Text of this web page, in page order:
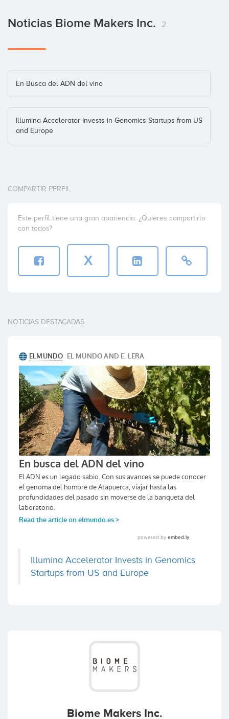
Noticias Biome Makers Inc. 2
En Busca del ADN del vino
Illumina Accelerator Invests in Genomics Startups from US
and Europe
COMPARTIR PERFIL
Este perfil tiene una gran apariencia. ¿Quieres compartirlo
con todos?
X
NOTICIAS DESTACADAS
Illumina Accelerator Invests in Genomics
Startups from US and Europe
Biome Makers Inc.